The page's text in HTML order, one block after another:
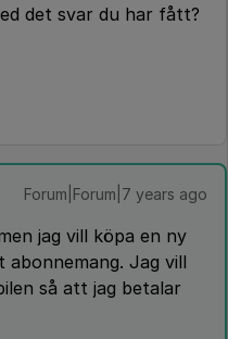
det svar du har fått?
Forum|Forum|7 years ago
jag vill köpa en ny
Jag vill
så att jag betalar